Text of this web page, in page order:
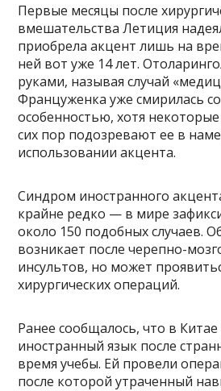
Первые месяцы после
вмешательства Летиция
приобрела акцент лишь на
ней вот уже 14 лет.
руками, называя случай
Француженка уже смирилась
особенностью, хотя
сих пор подозревают ее в
использовании акцента.
Синдром иностранного
крайне редко — в мире
около 150 подобных случаев.
возникает после черепно-
инсультов, но может
хирургических операций.
Ранее сообщалось, что в
иностранный язык после
время учебы. Ей провели
после которой утраченный